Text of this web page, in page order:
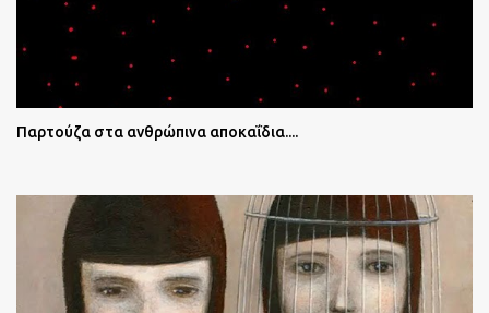
Παρτούζα στα ανθρώπινα αποκαΐδια....